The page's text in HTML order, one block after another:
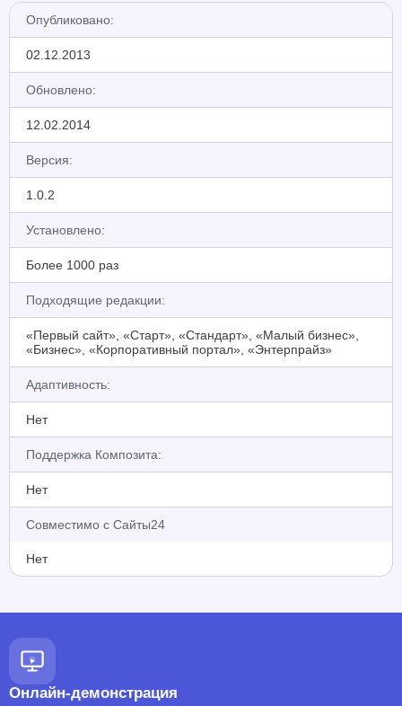
Опубликовано:
02.12.2013
Обновлено:
12.02.2014
Версия:
1.0.2
Установлено:
Более 1000 раз
Подходящие редакции:
«Первый сайт», «Старт», «Стандарт», «Малый бизнес»,
«Бизнес», «Корпоративный портал», «Энтерпрайз»
Адаптивность:
Нет
Поддержка Композита:
Нет
Совместимо с Сайты24
Нет
Онлайн-демонстрация